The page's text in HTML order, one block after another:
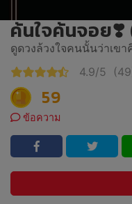
ค้นใจค้นจอย❣️
ดูดวงล้วงใจคนนั้นว่าเขา
4.9/5
59
ข้อความ